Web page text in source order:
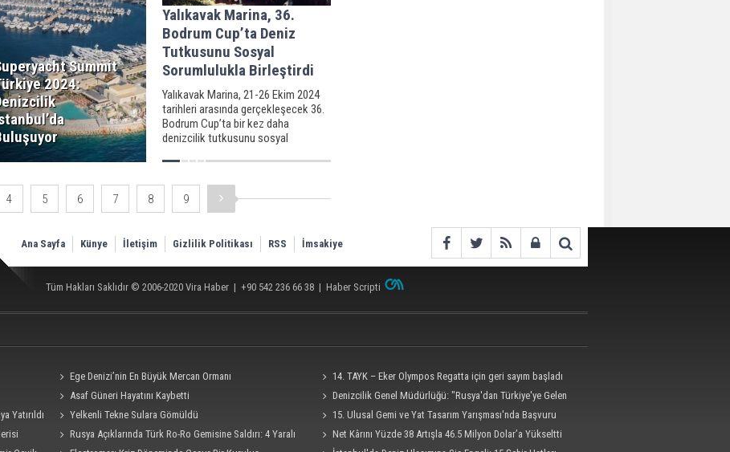
Summit
2024:
Yalıkavak Marina, 36.
Bodrum Cup’ta Deniz
Tutkusunu Sosyal
Sorumlulukla Birleştirdi
Yalıkavak Marina, 21-26 Ekim 2024
tarihleri arasında gerçekleşecek 36.
Bodrum Cup’ta bir kez daha
denizcilik tutkusunu sosyal
4 5 6 7 8 9
Ana Sayfa Künye İletişim Gizlilik Politikası RSS İmsakiye
Tüm Hakları Saklıdır © 2006-2020 Vira Haber | +90 542 236 66 38 | Haber Scripti
Ege Denizi’nin En Büyük Mercan Ormanı
14. TAYK – Eker Olympos Regatta için geri sayım başladı
Asaf Güneri Hayatını Kaybetti
Denizcilik Genel Müdürlüğü: "Rusya'dan Türkiye'ye Gelen
Ro-Ro Gemisi Dron Saldırısına Uğradı"
Yatırıldı Yelkenli Tekne Sulara Gömüldü
15. Ulusal Gemi ve Yat Tasarım Yarışması'nda Başvuru
Süresi 4 Eylül'e Uzatıldı
Rusya Açıklarında Türk Ro-Ro Gemisine Saldırı: 4 Yaralı
Net Kârını Yüzde 38 Artışla 46.5 Milyon Dolar’a Yükseltti